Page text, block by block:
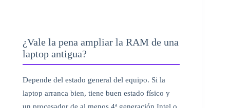
¿Vale la pena ampliar la RAM de una
laptop antigua?
Depende del estado general del equipo. Si la
laptop arranca bien, tiene buen estado físico y